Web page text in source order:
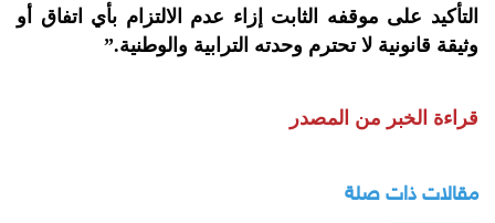
التأكيد على موقفه الثابت إزاء عدم الالتزام بأي اتفاق أو
وثيقة قانونية لا تحترم ‏وحدته الترابية والوطنية‎”.‎
قراءة الخبر من المصدر
مقالات ذات صلة